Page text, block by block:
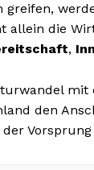
greifen,
allein die
,
den